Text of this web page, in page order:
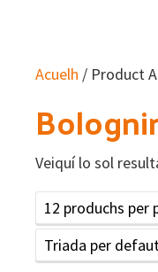
Acuelh / Product
Veiquí lo sol